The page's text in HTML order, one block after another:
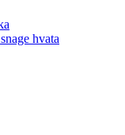
hvata